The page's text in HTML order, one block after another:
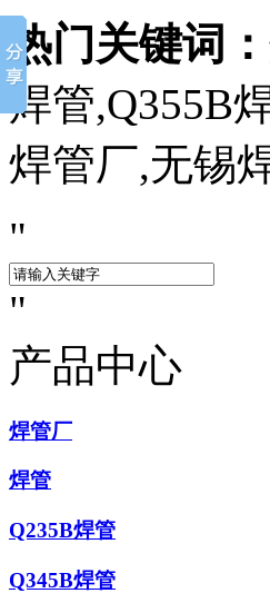
热门关键词：
焊管,Q355B
焊管厂,无锡
产品中心
焊管厂
焊管
Q235B焊管
Q345B焊管